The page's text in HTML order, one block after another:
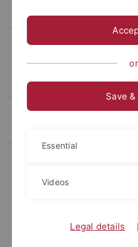
Teaching Excellence – Digital
Center for Teaching and Learning
Workshops
Consultation
Student Tutors and Mentors
Publications & Downloads
or
Save
Essential
Videos
Legal details